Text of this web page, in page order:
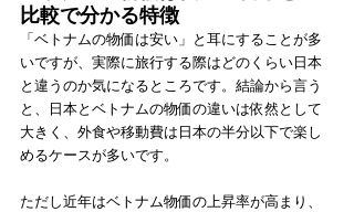
比較で分かる特徴
「ベトナムの物価は安い」と耳にすることが多
いですが、実際に旅行する際はどのくらい日本
と違うのか気になるところです。結論から言う
と、日本とベトナムの物価の違いは依然として
大きく、外食や移動費は日本の半分以下で楽し
めるケースが多いです。
ただし近年はベトナム物価の上昇率が高まり、